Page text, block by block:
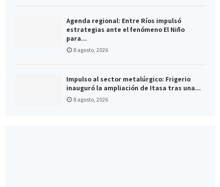
Agenda regional: Entre Ríos impulsó
estrategias ante el fenómeno El Niño
para...
8 agosto, 2026
Impulso al sector metalúrgico: Frigerio
inauguró la ampliación de Itasa tras una...
8 agosto, 2026